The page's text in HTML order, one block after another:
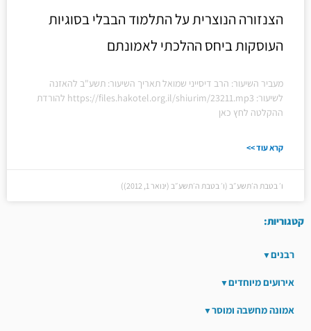
הצנזורה הנוצרית על התלמוד הבבלי בסוגיות
העוסקות ביחס ההלכתי לאמונתם
מעביר השיעור: הרב דיסייני שמואל תאריך השיעור: תשע"ב להאזנה
לשיעור: https://files.hakotel.org.il/shiurim/23211.mp3 להורדת
ההקלטה לחץ כאן
קרא עוד >>
ו׳ בטבת ה׳תשע״ב (ו׳ בטבת ה׳תשע״ב (ינואר 1, 2012))
קטגוריות:
רבנים
אירועים מיוחדים
אמונה מחשבה ומוסר